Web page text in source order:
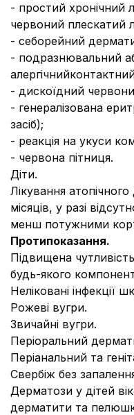
- простий хронічний
червоний плескатий
- себорейний
- подразнювальний
- дискоїдний
- генералізована
засіб);
- реакція на укуси
- червона пітниця.
Діти.
Лікування
місяців, у разі
менш потужними
Протипоказання.
Підвищена
будь-якого
Неліковані інфекції
Рожеві вугри.
Звичайні вугри.
Періоральний
Періанальний та
Свербіж без
Дерматози у дітей
дерматити та